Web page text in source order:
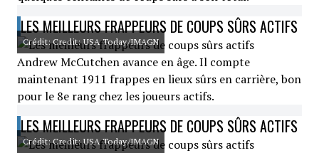
LES MEILLEURS FRAPPEURS DE COUPS SÛRS ACTIFS
Crédit: Credit: USA Today/IMAGN
Andrew McCutchen avance en âge. Il compte
maintenant 1911 frappes en lieux sûrs en carrière, bon
pour le 8e rang chez les joueurs actifs.
LES MEILLEURS FRAPPEURS DE COUPS SÛRS ACTIFS
Crédit: Credit: USA Today/IMAGN